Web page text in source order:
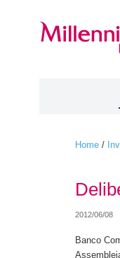
Home /
2012/06/08
Banco